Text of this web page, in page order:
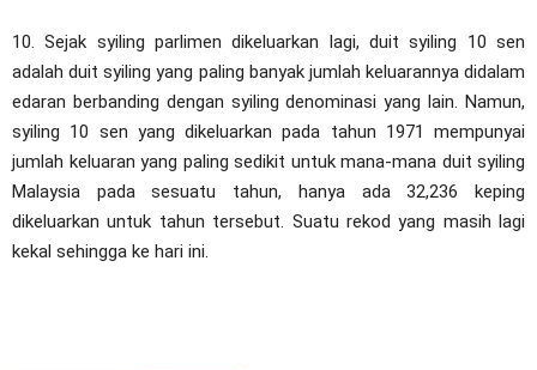
10. Sejak syiling parlimen dikeluarkan lagi, duit syiling 10 sen
adalah duit syiling yang paling banyak jumlah keluarannya didalam
edaran berbanding dengan syiling denominasi yang lain. Namun,
syiling 10 sen yang dikeluarkan pada tahun 1971 mempunyai
jumlah keluaran yang paling sedikit untuk mana-mana duit syiling
Malaysia pada sesuatu tahun, hanya ada 32,236 keping
dikeluarkan untuk tahun tersebut. Suatu rekod yang masih lagi
kekal sehingga ke hari ini.